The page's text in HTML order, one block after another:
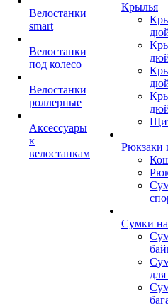
Велостанки
smart
Велостанки
под колесо
Велостанки
роллерные
Аксессуары
к
велостанкам
Крылья
Рюкзаки
Сумки